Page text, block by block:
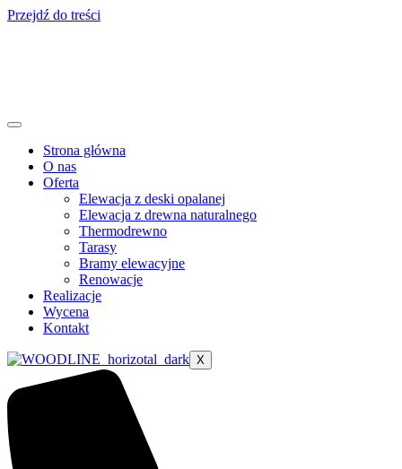
Przejdź do treści
Strona główna
O nas
Oferta
Elewacja z deski opalanej
Elewacja z drewna naturalnego
Thermodrewno
Tarasy
Bramy elewacyjne
Renowacje
Realizacje
Wycena
Kontakt
X